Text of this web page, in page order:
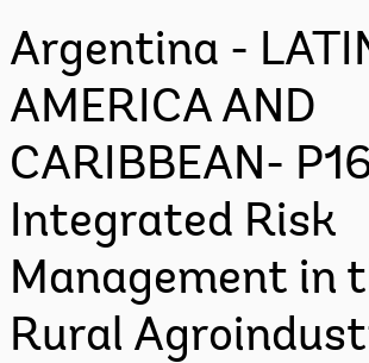
Argentina -
AMERICA AND
CARIBBEAN-
Integrated Risk
Management in
Rural